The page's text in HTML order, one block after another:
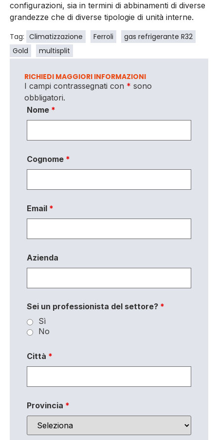
configurazioni, sia in termini di abbinamenti di diverse
grandezze che di diverse tipologie di unità interne.
Tag: Climatizzazione Ferroli
gas refrigerante R32
Gold
multisplit
RICHIEDI MAGGIORI INFORMAZIONI
I campi contrassegnati con * sono
obbligatori.
Nome *
Cognome *
Email *
Azienda
Sei un professionista del settore? *
Sì
No
Città *
Provincia *